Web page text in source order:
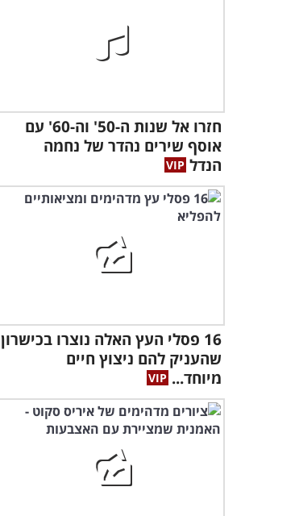
חזרו אל שנות ה-50' וה-60' עם
אוסף שירים נהדר של נחמה
הנדל
16 פסלי העץ האלה נוצרו בכישרון
שהעניק להם ניצוץ חיים
מיוחד...